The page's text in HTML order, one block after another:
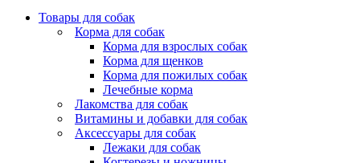
Товары для собак
Корма для собак
Корма для взрослых собак
Корма для щенков
Корма для пожилых собак
Лечебные корма
Лакомства для собак
Витамины и добавки для собак
Аксессуары для собак
Лежаки для собак